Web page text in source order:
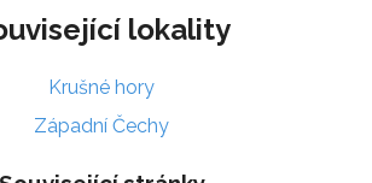
lokality
Krušné hory
Západní Čechy